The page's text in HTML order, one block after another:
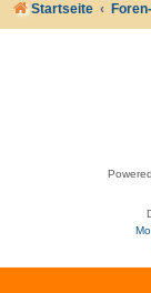
Startseite